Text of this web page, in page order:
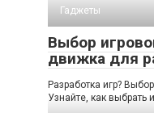
Гаджеты
Выбор
движка для
Разработка игр?
Узнайте, как выбрать